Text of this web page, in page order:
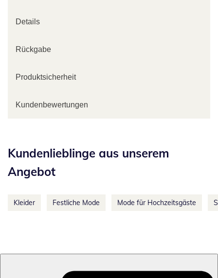
Details
Rückgabe
Produktsicherheit
Kundenbewertungen
Kundenlieblinge aus unserem
Angebot
Kleider Festliche Mode Mode für Hochzeitsgäste